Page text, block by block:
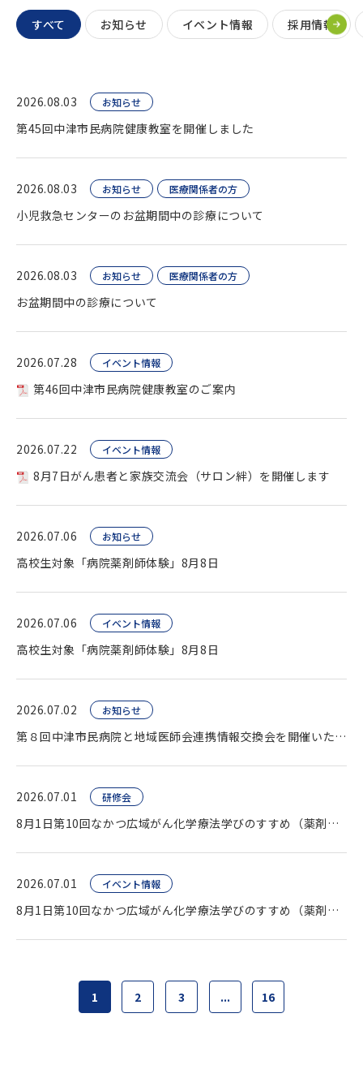
すべて お知らせ イベント情報 採用情報
2026.08.03 お知らせ
第45回中津市民病院健康教室を開催しました
2026.08.03 お知らせ 医療関係者の方
小児救急センターのお盆期間中の診療について
2026.08.03 お知らせ 医療関係者の方
お盆期間中の診療について
2026.07.28 イベント情報
第46回中津市民病院健康教室のご案内
2026.07.22 イベント情報
8月7日がん患者と家族交流会（サロン絆）を開催します
2026.07.06 お知らせ
高校生対象「病院薬剤師体験」8月8日
2026.07.06 イベント情報
高校生対象「病院薬剤師体験」8月8日
2026.07.02 お知らせ
第８回中津市民病院と地域医師会連携情報交換会を開催いたしました。
2026.07.01 研修会
8月1日第10回なかつ広域がん化学療法学びのすすめ（薬剤師向け研修会）開催します。
2026.07.01 イベント情報
8月1日第10回なかつ広域がん化学療法学びのすすめ（薬剤師向け研修会）開催します。
1 2 3 ... 16